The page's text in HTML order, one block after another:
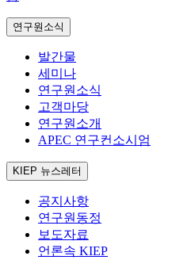
연구원소식
발간물
세미나
연구원소식
고객마당
연구원소개
APEC 연구컨소시엄
KIEP 뉴스레터
공지사항
연구원동정
보도자료
언론속 KIEP